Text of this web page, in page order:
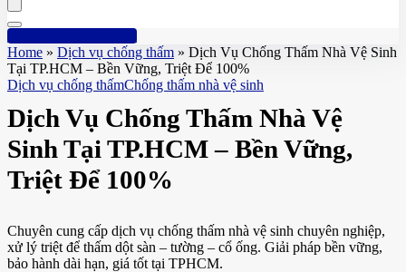
Hotline: 0961 894 472
Home » Dịch vụ chống thấm » Dịch Vụ Chống Thấm Nhà Vệ Sinh
Tại TP.HCM – Bền Vững, Triệt Để 100%
Dịch vụ chống thấmChống thấm nhà vệ sinh
Dịch Vụ Chống Thấm Nhà Vệ
Sinh Tại TP.HCM – Bền Vững,
Triệt Để 100%
Chuyên cung cấp dịch vụ chống thấm nhà vệ sinh chuyên nghiệp,
xử lý triệt để thấm dột sàn – tường – cổ ống. Giải pháp bền vững,
bảo hành dài hạn, giá tốt tại TPHCM.